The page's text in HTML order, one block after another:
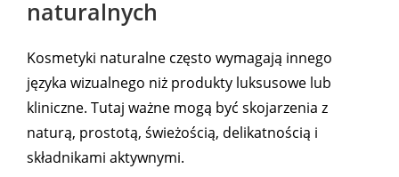
naturalnych
Kosmetyki naturalne często wymagają innego
języka wizualnego niż produkty luksusowe lub
kliniczne. Tutaj ważne mogą być skojarzenia z
naturą, prostotą, świeżością, delikatnością i
składnikami aktywnymi.